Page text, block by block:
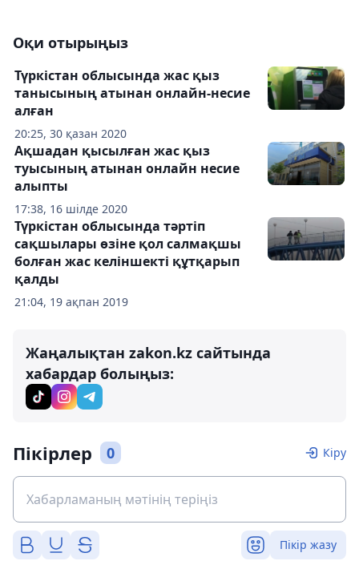
Оқи отырыңыз
20:25, 30 қазан 2020
Түркістан облысында жас қыз
танысының атынан онлайн-несие
алған
17:38, 16 шілде 2020
Ақшадан қысылған жас қыз
туысының атынан онлайн несие
алыпты
21:04, 19 ақпан 2019
Түркістан облысында тәртіп
сақшылары өзіне қол салмақшы
болған жас келіншекті құтқарып
қалды
Жаңалықтан zakon.kz сайтында
хабардар болыңыз:
Пікірлер 0 Кіру
Пікір жазу